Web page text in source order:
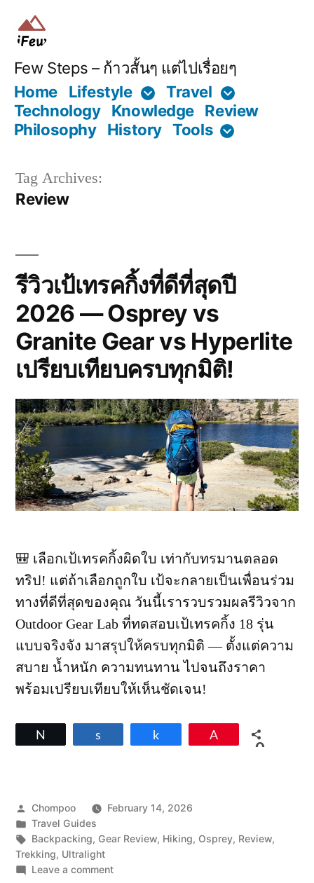
Few Steps – ก้าวสั้นๆ แต่ไปเรื่อยๆ
Home
Lifestyle
Travel
Technology
Knowledge Review
Philosophy
History Tools
Tag Archives:
Review
รีวิวเป้เทรคกิ้งที่ดีที่สุดปี
2026 — Osprey vs
Granite Gear vs Hyperlite
เปรียบเทียบครบทุกมิติ!
🎒 เลือกเป้เทรคกิ้งผิดใบ เท่ากับทรมานตลอด
ทริป! แต่ถ้าเลือกถูกใบ เป้จะกลายเป็นเพื่อนร่วม
ทางที่ดีที่สุดของคุณ วันนี้เรารวบรวมผลรีวิวจาก
Outdoor Gear Lab ที่ทดสอบเป้เทรคกิ้ง 18 รุ่น
แบบจริงจัง มาสรุปให้ครบทุกมิติ — ตั้งแต่ความ
สบาย น้ำหนัก ความทนทาน ไปจนถึงราคา
พร้อมเปรียบเทียบให้เห็นชัดเจน!
0
Posted
by
Chompoo
February 14, 2026
Posted
in
Travel Guides
Tags:
Backpacking, Gear Review, Hiking, Osprey, Review,
Trekking, Ultralight
Leave a commenton